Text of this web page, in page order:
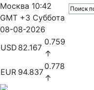
Москва 10:42
GMT +3 Суббота
08-08-2026
USD 82.167
0.759
↑
EUR 94.837
0.778
↑